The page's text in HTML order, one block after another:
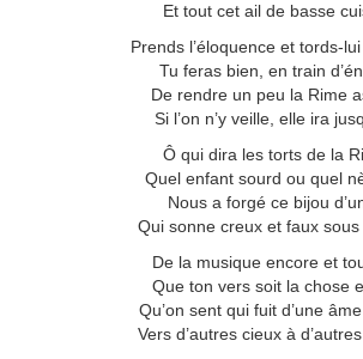
Et tout cet ail de basse
Prends l’éloquence et tords-
Tu feras bien, en train
De rendre un peu la Rime
Si l’on n’y veille, elle ira
Ô qui dira les torts de la
Quel enfant sourd ou quel
Nous a forgé ce bijou
Qui sonne creux et faux
De la musique encore et
Que ton vers soit la chose
Qu’on sent qui fuit d’une
Vers d’autres cieux à